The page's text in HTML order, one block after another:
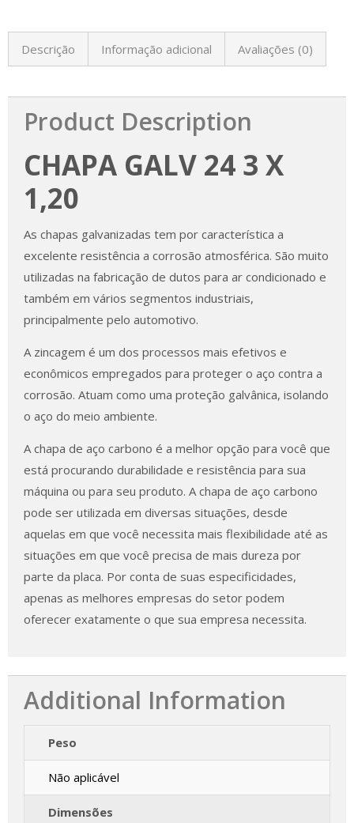
Descrição Informação adicional Avaliações (0)
Product Description
CHAPA GALV 24 3 X
1,20
As chapas galvanizadas tem por característica a
excelente resistência a corrosão atmosférica. São muito
utilizadas na fabricação de dutos para ar condicionado e
também em vários segmentos industriais,
principalmente pelo automotivo.
A zincagem é um dos processos mais efetivos e
econômicos empregados para proteger o aço contra a
corrosão. Atuam como uma proteção galvânica, isolando
o aço do meio ambiente.
A chapa de aço carbono é a melhor opção para você que
está procurando durabilidade e resistência para sua
máquina ou para seu produto. A chapa de aço carbono
pode ser utilizada em diversas situações, desde
aquelas em que você necessita mais flexibilidade até as
situações em que você precisa de mais dureza por
parte da placa. Por conta de suas especificidades,
apenas as melhores empresas do setor podem
oferecer exatamente o que sua empresa necessita.
Additional Information
Peso
Não aplicável
Dimensões